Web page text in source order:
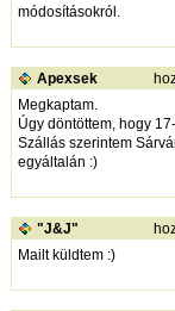
módosításokról.
Apexsek
Megkaptam.
Úgy döntöttem, hogy
Szállás szerintem
egyáltalán :)
"J&J"
Mailt küldtem :)